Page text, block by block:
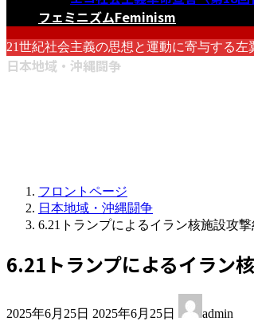
フェミニズムFeminism
21世紀社会主義の思想と運動に寄与する左
日本地域・沖縄闘争
フロントページ
日本地域・沖縄闘争
6.21トランプによるイラン核施設攻
6.21トランプによるイラン
2025年6月25日 終
2025年6月25日 admin